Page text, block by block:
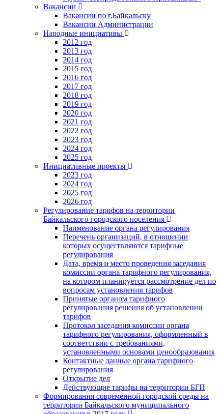
Вакансии
Вакансии по г.Байкальску
Вакансии Администрации
Народные инициативы
2012 год
2013 год
2014 год
2015 год
2016 год
2017 год
2018 год
2019 год
2020 год
2021 год
2022 год
2023 год
2024 год
2025 год
Инициативные проекты
2023 год
2024 год
2025 год
2026 год
Регулирование тарифов на территории
Байкальского городского поселения
Наименование органа регулирования
Перечень организаций, в отношении
которых осуществляются тарифные
регулирования
Дата, время и место проведения заседания
комиссии органа тарифного регулирования,
на котором планируется рассмотрение дел по
вопросам установления тарифов
Принятые органом тарифного
регулирования решения об установлении
тарифов
Протокол заседания комиссии органа
тарифного регулирования, оформленный в
соответствии с требованиями,
установленными основами ценообразования
Контактные данные органа тарифного
регулирования
Открытие дел
Действующие тарифы на территории БГП
Формирования современной городской среды на
территории Байкальского муниципального